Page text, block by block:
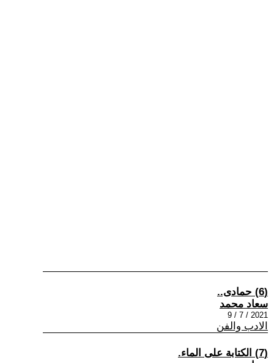
(6) حمادى..
سعاد محمد
2021 / 7 / 9
الادب والفن
(7) الكتابة على الماء.